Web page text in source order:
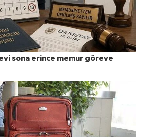
sona erince memur göreve